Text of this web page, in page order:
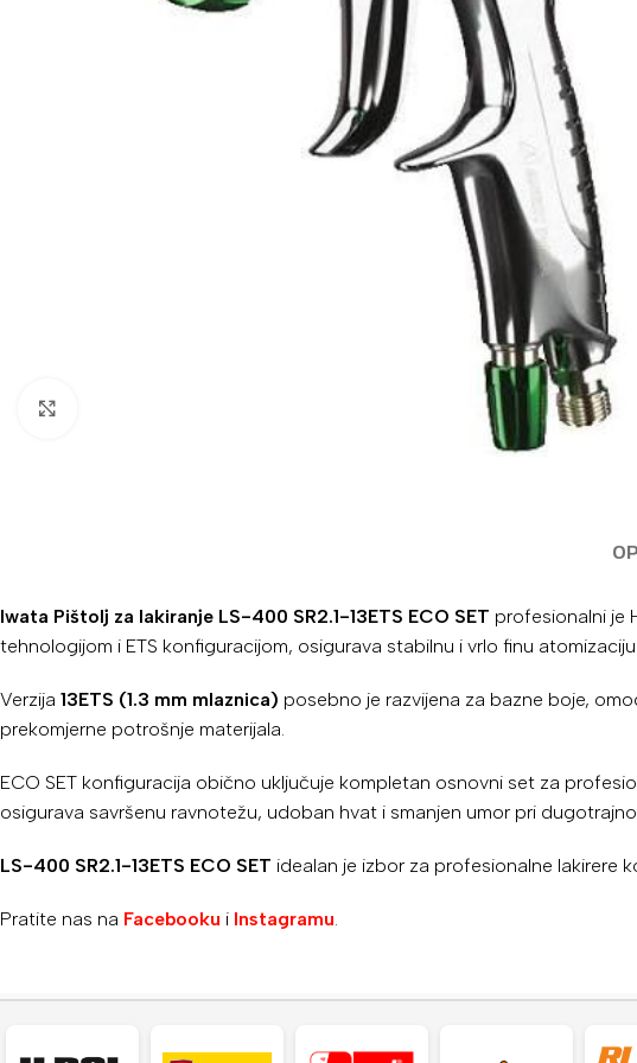
Iwata Pištolj za lakiranje LS-400 SR2.1-13ETS ECO SET profesionalni je
tehnologijom i ETS konfiguracijom, osigurava stabilnu i vrlo finu
Verzija 13ETS (1.3 mm mlaznica) posebno je razvijena za bazne boje,
prekomjerne potrošnje materijala.
ECO SET konfiguracija obično uključuje kompletan osnovni set za
osigurava savršenu ravnotežu, udoban hvat i smanjen umor pri
LS-400 SR2.1-13ETS ECO SET idealan je izbor za profesionalne lakirere
Pratite nas na Facebooku i Instagramu